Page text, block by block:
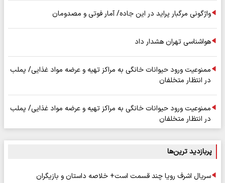
واژگونی مرگبار پراید در این جاده/ آمار فوتی و مصدومان
هواشناسی تهران هشدار داد
ممنوعیت ورود حیوانات خانگی به مراکز تهیه و عرضه مواد غذایی/ پملب
در انتظار متخلفان
ممنوعیت ورود حیوانات خانگی به مراکز تهیه و عرضه مواد غذایی/ پملب
در انتظار متخلفان
پربازدید ترین‌ها
سریال اشرف رویا چند قسمت است+ خلاصه داستان و بازیگران